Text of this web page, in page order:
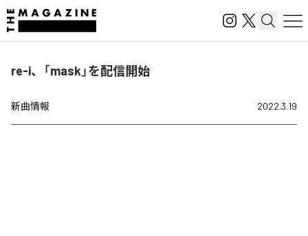
re-i、「mask」を配信開始
新曲情報 2022.3.19